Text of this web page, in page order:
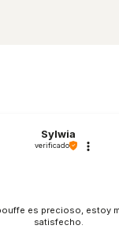
Sylwia
verificado
es precioso, estoy
satisfecho.